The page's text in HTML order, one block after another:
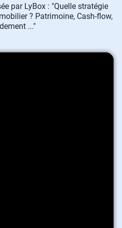
par LyBox : "Quelle stratégie
? Patrimoine, Cash-flow,
..."